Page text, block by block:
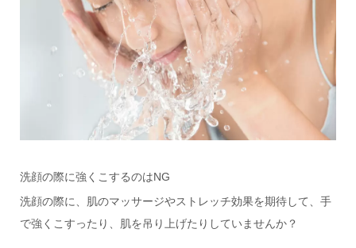
洗顔の際に強くこするのはNG
洗顔の際に、肌のマッサージやストレッチ効果を期待して、手
で強くこすったり、肌を吊り上げたりしていませんか？